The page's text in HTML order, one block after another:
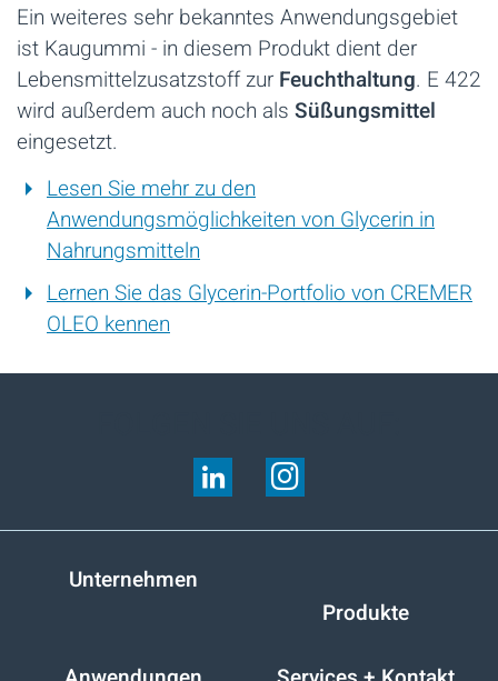
Ein weiteres sehr bekanntes Anwendungsgebiet
ist Kaugummi - in diesem Produkt dient der
Lebensmittelzusatzstoff zur Feuchthaltung. E 422
wird außerdem auch noch als Süßungsmittel
eingesetzt.
Lesen Sie mehr zu den
Anwendungsmöglichkeiten von Glycerin in
Nahrungsmitteln
Lernen Sie das Glycerin-Portfolio von CREMER
OLEO kennen
Unternehmen
Produkte